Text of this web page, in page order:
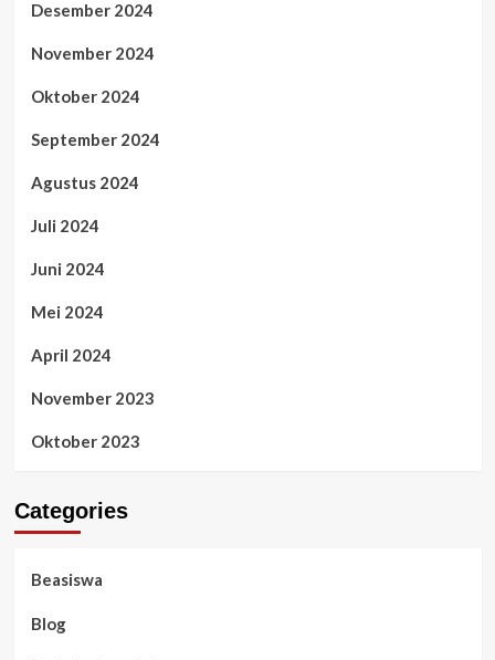
Desember 2024
November 2024
Oktober 2024
September 2024
Agustus 2024
Juli 2024
Juni 2024
Mei 2024
April 2024
November 2023
Oktober 2023
Categories
Beasiswa
Blog